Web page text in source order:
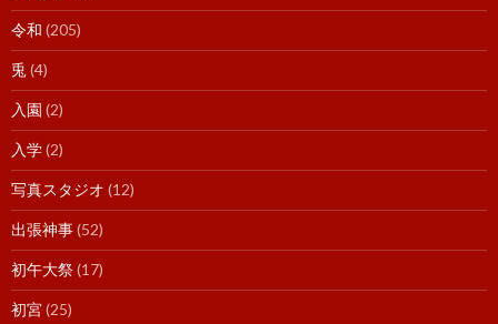
令和 (205)
兎 (4)
入園 (2)
入学(2)
写真スタジオ (12)
出張神事(52)
初午大祭(17)
初宮(25)